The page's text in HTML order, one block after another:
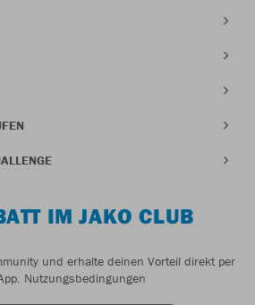
IM JAKO CLUB
und erhalte deinen Vorteil direkt per
Nutzungsbedingungen